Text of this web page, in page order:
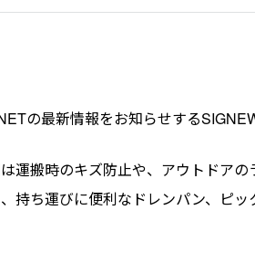
の最新情報をお知らせする
運搬時のキズ防止や、アウトドア
持ち運びに便利なドレンパン、ピ